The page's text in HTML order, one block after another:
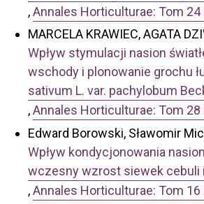
,Annales Horticulturae: Tom 24
MARCELA KRAWIEC, AGATA
Wpływ stymulacji nasion
wschody i plonowanie grochu
sativum L. var. pachylobum
,Annales Horticulturae: Tom 28
Edward Borowski, Sławomir
Wpływ kondycjonowania
wczesny wzrost siewek cebuli
,Annales Horticulturae: Tom 16